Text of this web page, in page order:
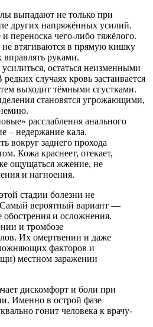
выпадают не только при
других напряжённых усилий.
переноска чего-либо тяжёлого.
втягиваются в прямую кишку
руками.
остаться неизменными
случаях кровь застаивается
выходит тёмными сгустками.
становятся угрожающими,
расслабления анального
– недержание кала.
вокруг заднего прохода
Кожа краснеет, отекает,
ощущаться жжение, не
и нагноения.
стадии болезни не
Самый вероятный вариант —
обострения и осложнения.
и тромбозе
Их омертвении и даже
факторов и
местном заражении
дискомфорт и боли при
Именно в острой фазе
гонит человека к врачу-